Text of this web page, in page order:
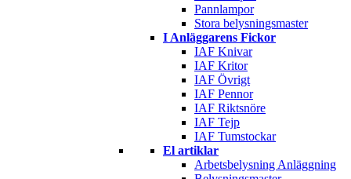
Pannlampor
Stora belysningsmaster
I Anläggarens Fickor
IAF Knivar
IAF Kritor
IAF Övrigt
IAF Pennor
IAF Riktsnöre
IAF Tejp
IAF Tumstockar
El artiklar
Arbetsbelysning Anläggning